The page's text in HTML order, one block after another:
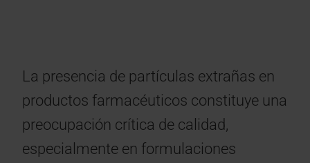
La presencia de partículas extrañas en
productos farmacéuticos constituye una
preocupación crítica de calidad,
especialmente en formulaciones